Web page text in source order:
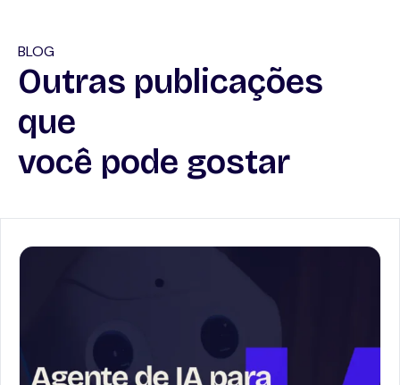
BLOG
Outras publicações
que
você pode gostar